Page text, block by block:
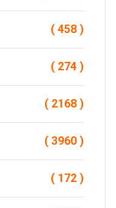
( 458 )
( 274 )
( 2168 )
( 3960 )
( 172 )